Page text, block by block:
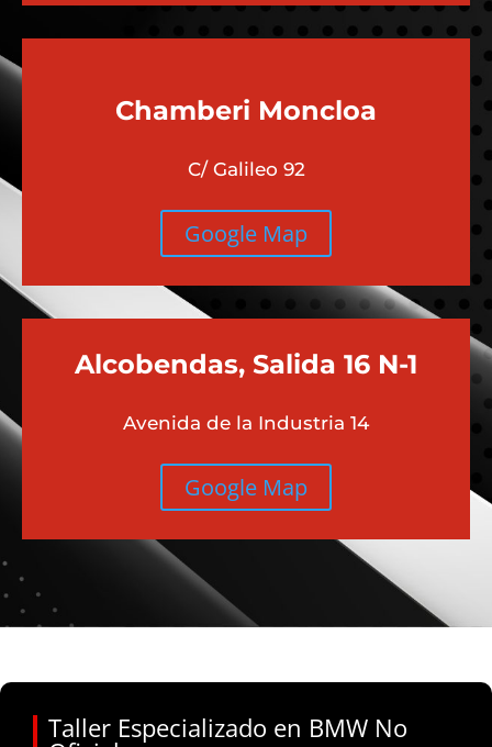
Chamberi Moncloa
C/ Galileo 92
Google Map
Alcobendas, Salida 16 N-1
Avenida de la Industria 14
Google Map
Taller Especializado en BMW No